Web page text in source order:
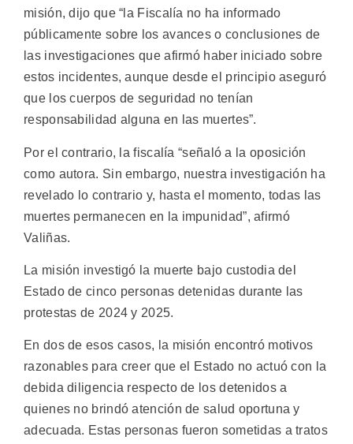
misión, dijo que “la Fiscalía no ha informado
públicamente sobre los avances o conclusiones de
las investigaciones que afirmó haber iniciado sobre
estos incidentes, aunque desde el principio aseguró
que los cuerpos de seguridad no tenían
responsabilidad alguna en las muertes”.
Por el contrario, la fiscalía “señaló a la oposición
como autora. Sin embargo, nuestra investigación ha
revelado lo contrario y, hasta el momento, todas las
muertes permanecen en la impunidad”, afirmó
Valiñas.
La misión investigó la muerte bajo custodia del
Estado de cinco personas detenidas durante las
protestas de 2024 y 2025.
En dos de esos casos, la misión encontró motivos
razonables para creer que el Estado no actuó con la
debida diligencia respecto de los detenidos a
quienes no brindó atención de salud oportuna y
adecuada. Estas personas fueron sometidas a tratos